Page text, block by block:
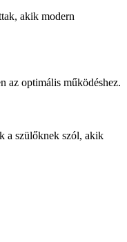
akik modern
az optimális működéshez.
a szülőknek szól, akik